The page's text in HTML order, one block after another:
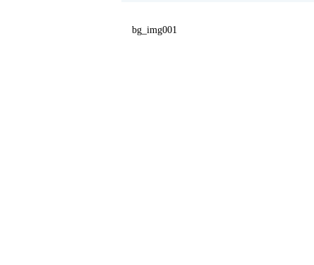
bg_img001